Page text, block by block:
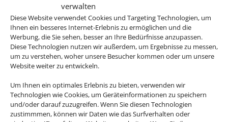
verwalten
Diese Website verwendet Cookies und Targeting Technologien, um
Ihnen ein besseres Internet-Erlebnis zu ermöglichen und die
Werbung, die Sie sehen, besser an Ihre Bedürfnisse anzupassen.
Diese Technologien nutzen wir außerdem, um Ergebnisse zu messen,
um zu verstehen, woher unsere Besucher kommen oder um unsere
Website weiter zu entwickeln.
Um Ihnen ein optimales Erlebnis zu bieten, verwenden wir
Technologien wie Cookies, um Geräteinformationen zu speichern
und/oder darauf zuzugreifen. Wenn Sie diesen Technologien
zustimmmen, können wir Daten wie das Surfverhalten oder
Neuseeland – wir haben für jedes Reiseziel
das passende Mietwagen-Angebot für Sie.

ALLES INKLUSIVE